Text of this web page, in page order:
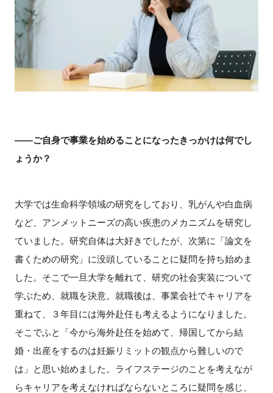
――ご自身で事業を始めることになったきっかけは何でし
ょうか？
大学では生命科学領域の研究をしており、乳がんや白血病
など、アンメットニーズの高い疾患のメカニズムを研究し
ていました。研究自体は大好きでしたが、次第に「論文を
書くための研究」に没頭していることに疑問を持ち始めま
した。そこで一旦大学を離れて、研究の社会実装について
学ぶため、就職を決意。就職後は、事業会社でキャリアを
重ねて、３年目には海外赴任も考えるようになりました。
そこでふと「今から海外赴任を始めて、帰国してから結
婚・出産をするのは妊娠リミットの観点から難しいので
は」と思い始めました。ライフステージのことを考えなが
らキャリアを考えなければならないところに疑問を感じ、